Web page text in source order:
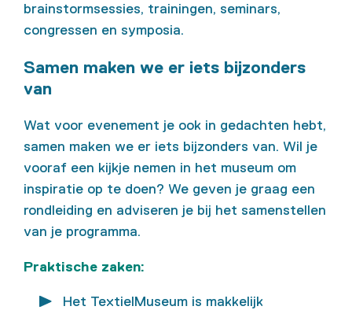
brainstormsessies, trainingen, seminars,
congressen en symposia.
Samen maken we er iets bijzonders
van
Wat voor evenement je ook in gedachten hebt,
samen maken we er iets bijzonders van. Wil je
vooraf een kijkje nemen in het museum om
inspiratie op te doen? We geven je graag een
rondleiding en adviseren je bij het samenstellen
van je programma.
Praktische zaken:
Het TextielMuseum is makkelijk